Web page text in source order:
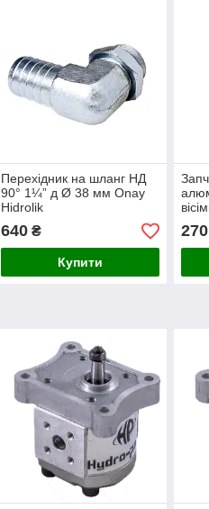
Перехідник на шланг НД
90° 1¼” д Ø 38 мм Onay
Hidrolik
640₴
Купити
270